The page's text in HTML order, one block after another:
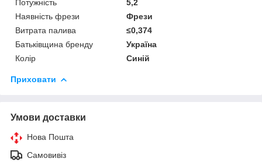
Потужність
5,2
Наявність фрези
Фрези
Витрата палива
≤0,374
Батьківщина бренду
Україна
Колір
Синій
Приховати
Умови доставки
Нова Пошта
Самовивіз